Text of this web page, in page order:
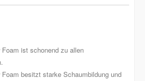
ist schonend zu allen
besitzt starke Schaumbildung und